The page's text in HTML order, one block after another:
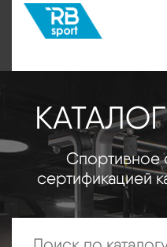
Спортивное
сертификацией